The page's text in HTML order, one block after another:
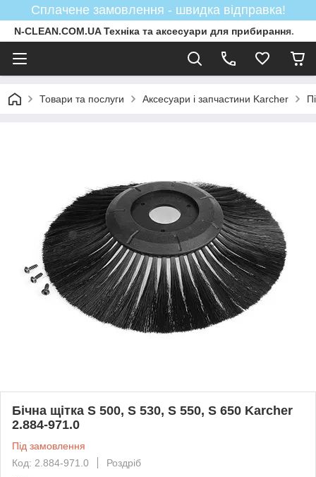
Сплачене замовлення - швидка відправка!
N-CLEAN.COM.UA Техніка та аксесуари для прибирання.
Товари та послуги Аксесуари і запчастини Karcher
Бічна щітка S 500, S 530, S 550, S 650 Karcher
2.884-971.0
Під замовлення
Код: 2.884-971.0
Роздріб